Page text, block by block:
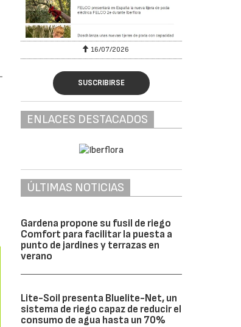
16/07/2026
SUSCRIBIRSE
ENLACES DESTACADOS
ÚLTIMAS NOTICIAS
Gardena propone su fusil de riego
Comfort para facilitar la puesta a
punto de jardines y terrazas en
verano
Lite-Soil presenta Bluelite-Net, un
sistema de riego capaz de reducir el
consumo de agua hasta un 70%